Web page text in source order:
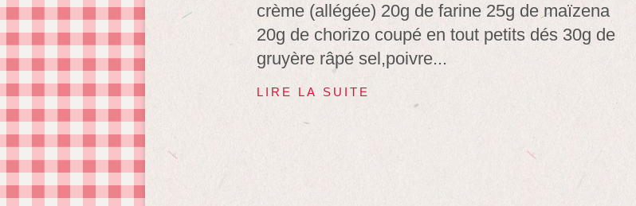
crème (allégée) 20g de farine 25g de maïzena
20g de chorizo coupé en tout petits dés 30g de
gruyère râpé sel,poivre...
LIRE LA SUITE